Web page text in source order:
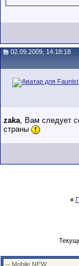
02.09.2009, 14:18:18
zaka, Вам следует
страны
«